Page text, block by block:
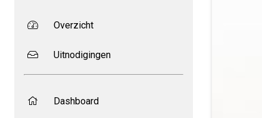
Overzicht
Uitnodigingen
Dashboard